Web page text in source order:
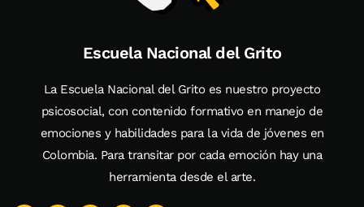
Escuela Nacional del Grito
La Escuela Nacional del Grito es nuestro proyecto
psicosocial, con contenido formativo en manejo de
emociones y habilidades para la vida de jóvenes en
Colombia. Para transitar por cada emoción hay una
herramienta desde el arte.